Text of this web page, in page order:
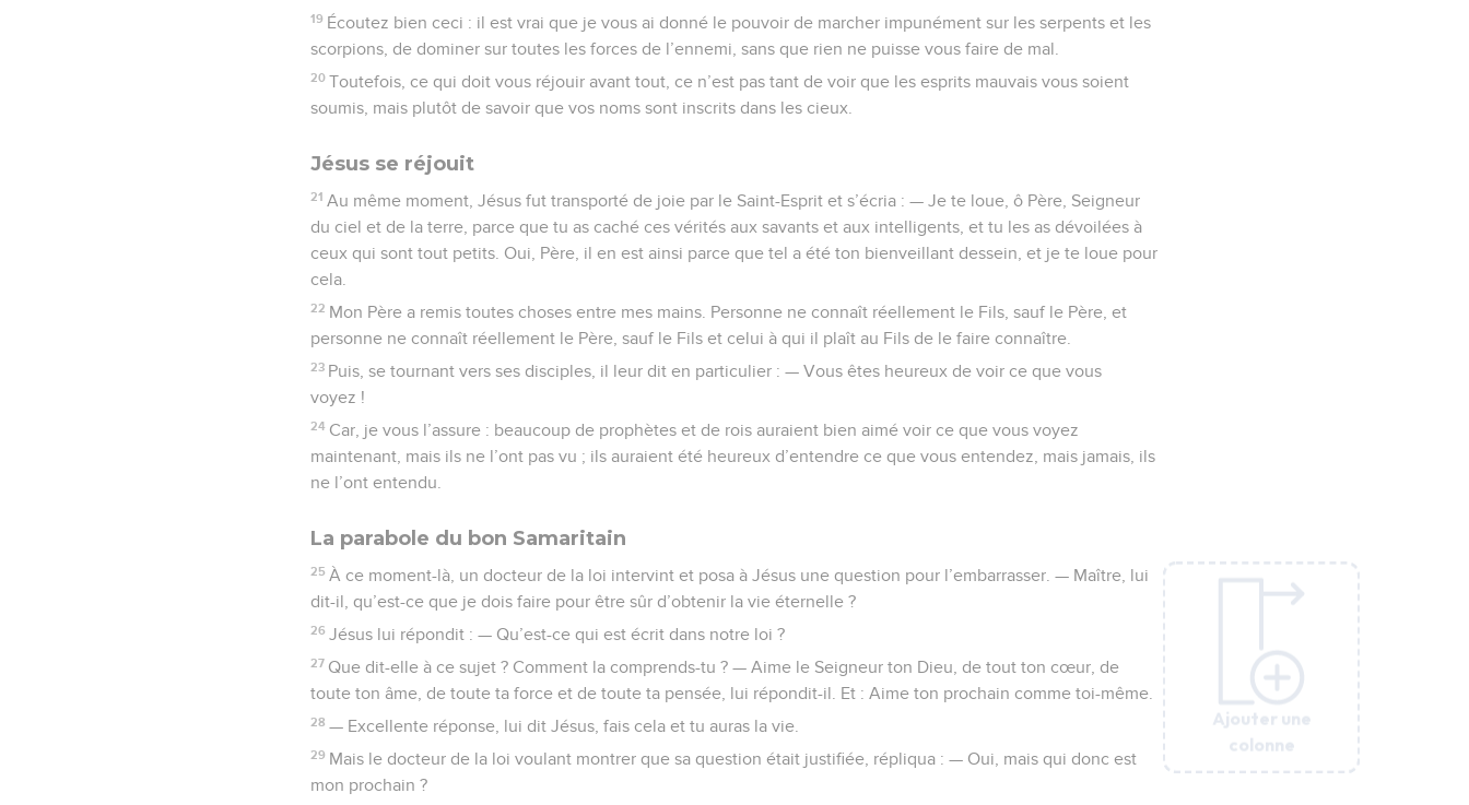
Ajouter une
colonne
19 Écoutez bien ceci : il est vrai que je vous ai donné le pouvoir de marcher impunément sur les serpents et les
scorpions, de dominer sur toutes les forces de l’ennemi, sans que rien ne puisse vous faire de mal.
20 Toutefois, ce qui doit vous réjouir avant tout, ce n’est pas tant de voir que les esprits mauvais vous soient
soumis, mais plutôt de savoir que vos noms sont inscrits dans les cieux.
Jésus se réjouit
21 Au même moment, Jésus fut transporté de joie par le Saint-Esprit et s’écria : — Je te loue, ô Père, Seigneur
du ciel et de la terre, parce que tu as caché ces vérités aux savants et aux intelligents, et tu les as dévoilées à
ceux qui sont tout petits. Oui, Père, il en est ainsi parce que tel a été ton bienveillant dessein, et je te loue pour
cela.
22 Mon Père a remis toutes choses entre mes mains. Personne ne connaît réellement le Fils, sauf le Père, et
personne ne connaît réellement le Père, sauf le Fils et celui à qui il plaît au Fils de le faire connaître.
23 Puis, se tournant vers ses disciples, il leur dit en particulier : — Vous êtes heureux de voir ce que vous
voyez !
24 Car, je vous l’assure : beaucoup de prophètes et de rois auraient bien aimé voir ce que vous voyez
maintenant, mais ils ne l’ont pas vu ; ils auraient été heureux d’entendre ce que vous entendez, mais jamais, ils
ne l’ont entendu.
La parabole du bon Samaritain
25 À ce moment-là, un docteur de la loi intervint et posa à Jésus une question pour l’embarrasser. — Maître, lui
dit-il, qu’est-ce que je dois faire pour être sûr d’obtenir la vie éternelle ?
26 Jésus lui répondit : — Qu’est-ce qui est écrit dans notre loi ?
27 Que dit-elle à ce sujet ? Comment la comprends-tu ? — Aime le Seigneur ton Dieu, de tout ton cœur, de
toute ton âme, de toute ta force et de toute ta pensée, lui répondit-il. Et : Aime ton prochain comme toi-même.
28 — Excellente réponse, lui dit Jésus, fais cela et tu auras la vie.
29 Mais le docteur de la loi voulant montrer que sa question était justifiée, répliqua : — Oui, mais qui donc est
mon prochain ?
Ajouter une
colonne
Ajouter une
colonne
Ajouter une
colonne
Ajouter une
colonne